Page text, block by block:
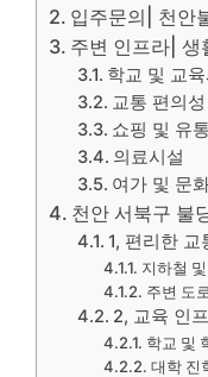
입주문의| 천안
주변 인프라| 생
학교 및 교
교통 편의성
쇼핑 및 유
의료시설
여가 및 문
천안 서북구 불
1, 편리한 교
지하철
주변 도
2, 교육 인
학교 및
대학 진